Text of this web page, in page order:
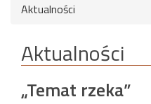
Aktualności
Aktualności
„Temat rzeka”